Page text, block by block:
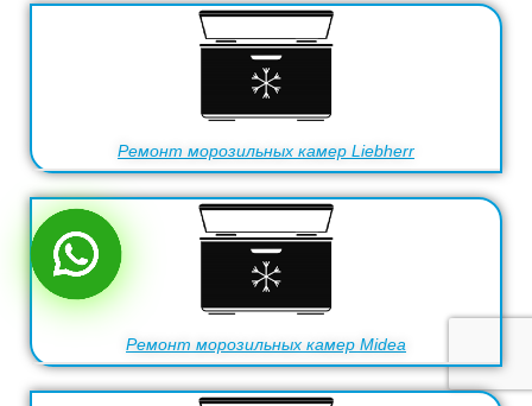
Ремонт морозильных камер Liebherr
Ремонт морозильных камер Midea